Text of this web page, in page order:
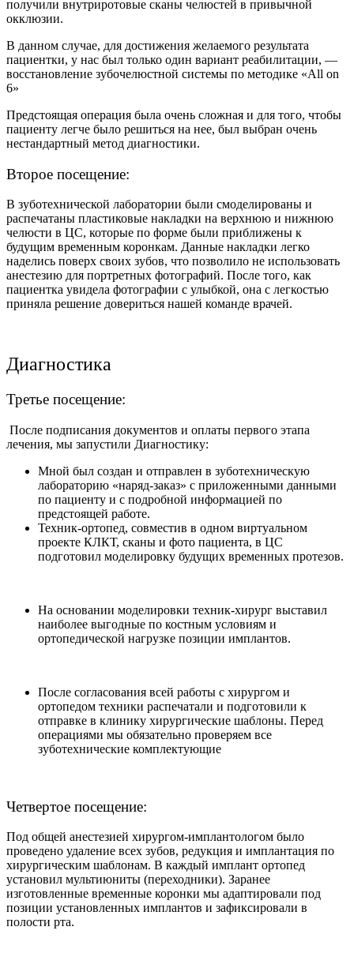
получили внутриротовые сканы челюстей в привычной
окклюзии.
В данном случае, для достижения желаемого результата
пациентки, у нас был только один вариант реабилитации, —
восстановление зубочелюстной системы по методике «All on
6»
Предстоящая операция была очень сложная и для того, чтобы
пациенту легче было решиться на нее, был выбран очень
нестандартный метод диагностики.
Второе посещение:
В зуботехнической лаборатории были смоделированы и
распечатаны пластиковые накладки на верхнюю и нижнюю
челюсти в ЦС, которые по форме были приближены к
будущим временным коронкам. Данные накладки легко
наделись поверх своих зубов, что позволило не использовать
анестезию для портретных фотографий. После того, как
пациентка увидела фотографии с улыбкой, она с легкостью
приняла решение довериться нашей команде врачей.
Диагностика
Третье посещение:
После подписания документов и оплаты первого этапа
лечения, мы запустили Диагностику:
Мной был создан и отправлен в зуботехническую
лабораторию «наряд-заказ» с приложенными данными
по пациенту и с подробной информацией по
предстоящей работе.
Техник-ортопед, совместив в одном виртуальном
проекте КЛКТ, сканы и фото пациента, в ЦС
подготовил моделировку будущих временных протезов.
На основании моделировки техник-хирург выставил
наиболее выгодные по костным условиям и
ортопедической нагрузке позиции имплантов.
После согласования всей работы с хирургом и
ортопедом техники распечатали и подготовили к
отправке в клинику хирургические шаблоны. Перед
операциями мы обязательно проверяем все
зуботехнические комплектующие
Четвертое посещение:
Под общей анестезией хирургом-имплантологом было
проведено удаление всех зубов, редукция и имплантация по
хирургическим шаблонам. В каждый имплант ортопед
установил мультиюниты (переходники). Заранее
изготовленные временные коронки мы адаптировали под
позиции установленных имплантов и зафиксировали в
полости рта.